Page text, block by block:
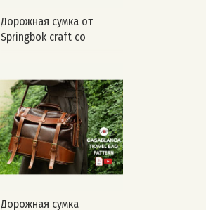
Дорожная сумка от
Springbok craft co
Дорожная сумка